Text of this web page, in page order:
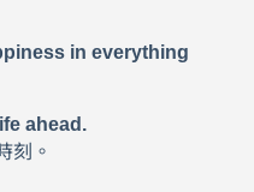
in everything
ahead.
刻。